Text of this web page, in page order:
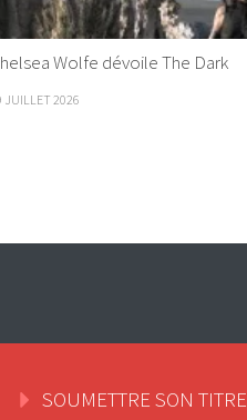
Wolfe dévoile The Dark
JUILLET 2026
SOUMETTRE SON TITRE